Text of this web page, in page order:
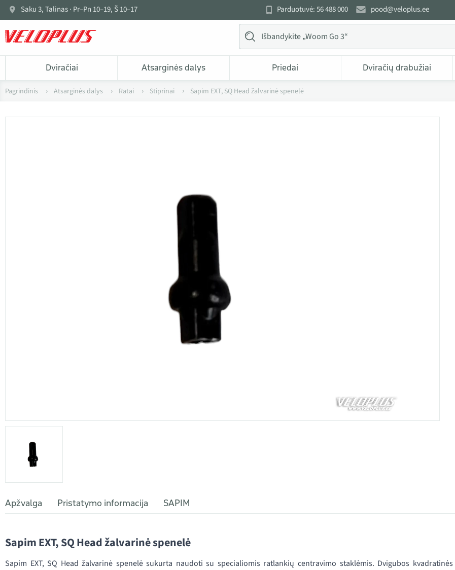
Saku 3, Talinas · Pr–Pn 10–19, Š 10–17 Parduotuvė: 56 488 000 pood@veloplus.ee
Dviračiai Atsarginės dalys Priedai Dviračių drabužiai
Pagrindinis Atsarginės dalys Ratai Stiprinai Sapim EXT, SQ Head žalvarinė spenelė
Apžvalga Pristatymo informacija SAPIM
Sapim EXT, SQ Head žalvarinė spenelė
Sapim EXT, SQ Head žalvarinė spenelė sukurta naudoti su specialiomis ratlankių centravimo staklėmis. Dvigubos kvadratinės